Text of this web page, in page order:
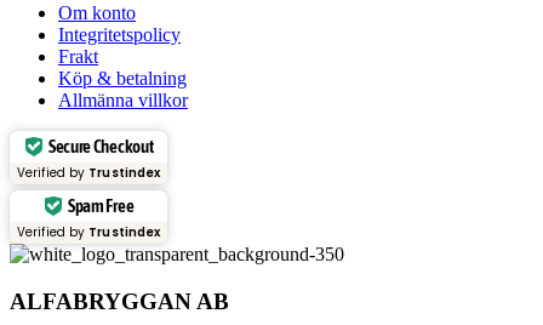
Om konto
Integritetspolicy
Frakt
Köp & betalning
Allmänna villkor
Secure Checkout
Verified by Trustindex
Spam Free
Verified by Trustindex
ALFABRYGGAN AB